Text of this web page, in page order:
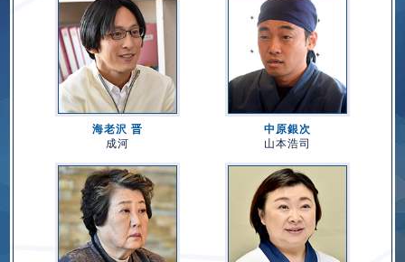
海老沢 晋
成河
中原銀次
山本浩司